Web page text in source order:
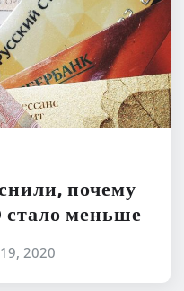
почему
меньше
2020